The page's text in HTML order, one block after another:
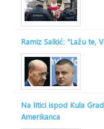
Ramiz Salkić: "Lažu te,
Na litici ispod Kula
Amerikanca